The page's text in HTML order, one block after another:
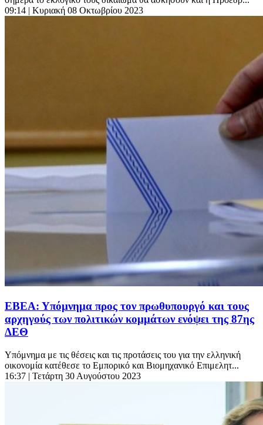
09:14 | Κυριακή 08 Οκτωβρίου 2023
ΕΒΕΑ: Υπόμνημα προς τον πρωθυπουργό και τους
αρχηγούς των πολιτικών κομμάτων ενόψει της 87ης
ΔΕΘ
Υπόμνημα με τις θέσεις και τις προτάσεις του για την ελληνική
οικονομία κατέθεσε το Εμπορικό και Βιομηχανικό Επιμελητ...
16:37 | Τετάρτη 30 Αυγούστου 2023